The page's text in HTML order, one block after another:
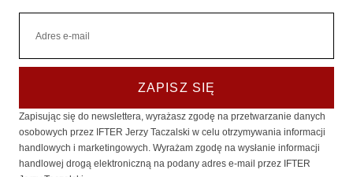
ZAPISZ SIĘ
Zapisując się do newslettera, wyrażasz zgodę na przetwarzanie danych
osobowych przez IFTER Jerzy Taczalski w celu otrzymywania informacji
handlowych i marketingowych. Wyrażam zgodę na wysłanie informacji
handlowej drogą elektroniczną na podany adres e-mail przez IFTER